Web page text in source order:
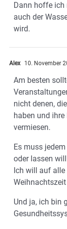
Dann hoffe
auch der
wird.
Alex 10. November
Am besten
nicht denen,
haben und
vermiesen.
Es muss
oder lassen
Ich will auf
Und ja, ich bin